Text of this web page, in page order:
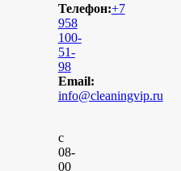
Телефон:+7
958
100-
51-
98
Email:
info@cleaningvip.ru
с
08-
00